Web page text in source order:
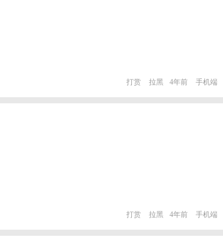
打赏 拉黑 4年前 手机端
打赏 拉黑 4年前 手机端